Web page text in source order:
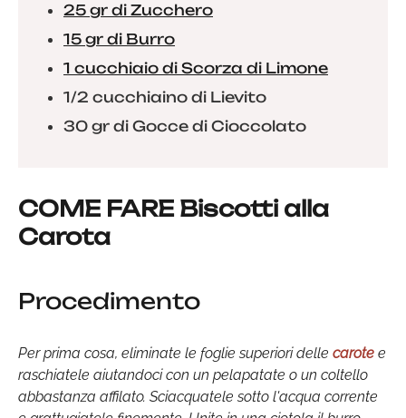
25 gr di Zucchero
15 gr di Burro
1 cucchiaio di Scorza di Limone
1/2 cucchiaino di Lievito
30 gr di Gocce di Cioccolato
COME FARE Biscotti alla
Carota
Procedimento
Per prima cosa, eliminate le foglie superiori delle carote e
raschiatele aiutandoci con un pelapatate o un coltello
abbastanza affilato. Sciacquatele sotto l'acqua corrente